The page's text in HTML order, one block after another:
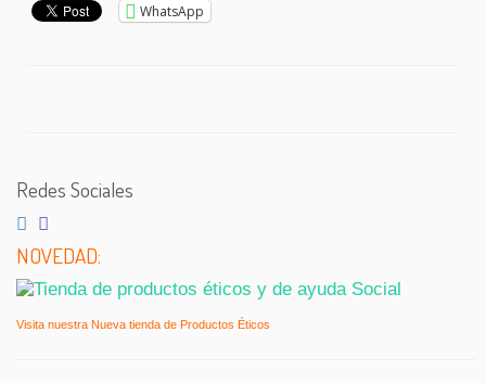
WhatsApp
Redes Sociales
NOVEDAD:
Visita nuestra Nueva tienda de Productos Éticos